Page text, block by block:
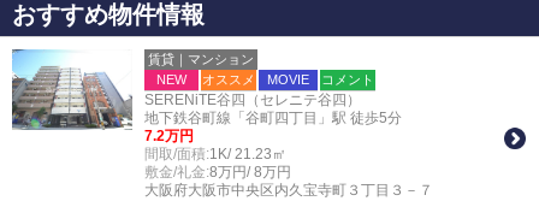
おすすめ物件情報
賃貸｜マンション
NEW
オススメ MOVIE コメント
SERENiTE谷四（セレニテ谷四）
地下鉄谷町線「谷町四丁目」駅 徒歩5分
7.2万円
間取/面積:1K/ 21.23㎡
敷金/礼金:8万円/ 8万円
大阪府大阪市中央区内久宝寺町３丁目３－７